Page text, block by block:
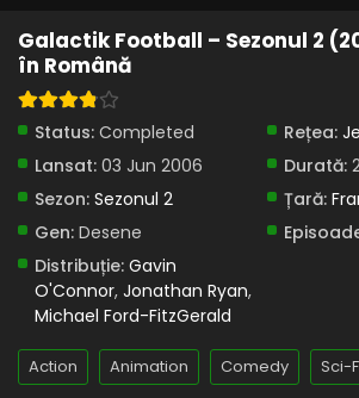
Galactik Football – Sezonul 2
în Română
Status: Completed Rețea:
Lansat: 03 Jun 2006 Durată:
Sezon: Sezonul 2 Țară:
Gen: Desene
Distribuție: Gavin
O'Connor, Jonathan Ryan,
Michael Ford-FitzGerald
Action Animation Comedy Sci-